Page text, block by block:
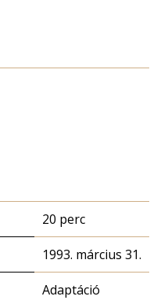
20 perc
1993. március 31.
Adaptáció